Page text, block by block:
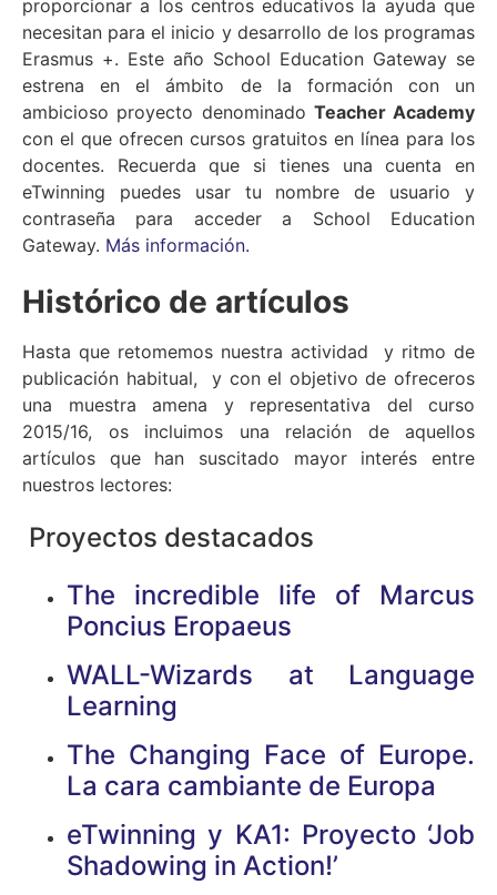
proporcionar a los centros educativos la ayuda que
necesitan para el inicio y desarrollo de los programas
Erasmus +. Este año School Education Gateway se
estrena en el ámbito de la formación con un
ambicioso proyecto denominado Teacher Academy
con el que ofrecen cursos gratuitos en línea para los
docentes. Recuerda que si tienes una cuenta en
eTwinning puedes usar tu nombre de usuario y
contraseña para acceder a School Education
Gateway. Más información.
Histórico de artículos
Hasta que retomemos nuestra actividad y ritmo de
publicación habitual, y con el objetivo de ofreceros
una muestra amena y representativa del curso
2015/16, os incluimos una relación de aquellos
artículos que han suscitado mayor interés entre
nuestros lectores:
Proyectos destacados
The incredible life of Marcus
Poncius Eropaeus
WALL-Wizards at Language
Learning
The Changing Face of Europe.
La cara cambiante de Europa
eTwinning y KA1: Proyecto ‘Job
Shadowing in Action!’